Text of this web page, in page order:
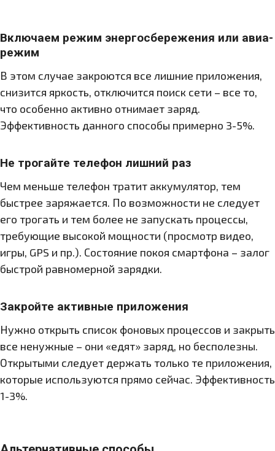
Включаем режим энергосбережения или авиа-
режим
В этом случае закроются все лишние приложения,
снизится яркость, отключится поиск сети – все то,
что особенно активно отнимает заряд.
Эффективность данного способы примерно 3-5%.
Не трогайте телефон лишний раз
Чем меньше телефон тратит аккумулятор, тем
быстрее заряжается. По возможности не следует
его трогать и тем более не запускать процессы,
требующие высокой мощности (просмотр видео,
игры, GPS и пр.). Состояние покоя смартфона – залог
быстрой равномерной зарядки.
Закройте активные приложения
Нужно открыть список фоновых процессов и закрыть
все ненужные – они «едят» заряд, но бесполезны.
Открытыми следует держать только те приложения,
которые используются прямо сейчас. Эффективность
1-3%.